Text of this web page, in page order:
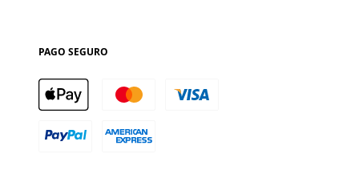
PAGO SEGURO